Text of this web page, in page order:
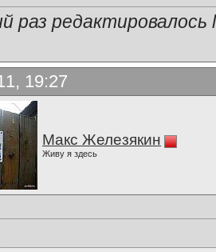
раз редактировалось
19:27
Макс Железякин
Живу я здесь